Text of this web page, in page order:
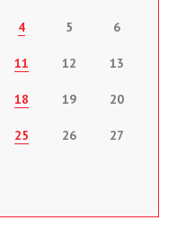
4 5 6
11 12 13
18 19 20
25 26 27